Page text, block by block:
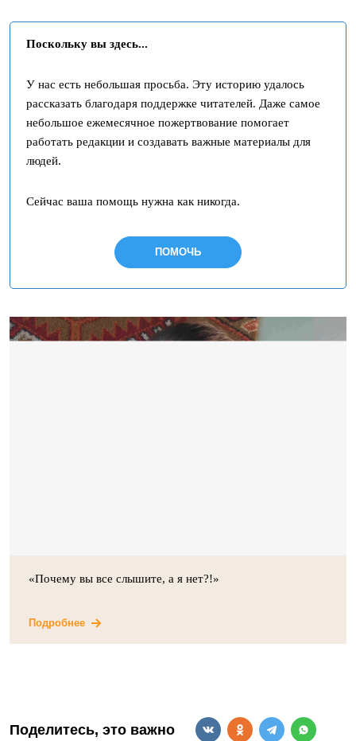
Поскольку вы здесь...
У нас есть небольшая просьба. Эту историю удалось
рассказать благодаря поддержке читателей. Даже самое
небольшое ежемесячное пожертвование помогает
работать редакции и создавать важные материалы для
людей.
Сейчас ваша помощь нужна как никогда.
ПОМОЧЬ
«Почему вы все слышите, а я нет?!»
Подробнее
Поделитесь, это важно